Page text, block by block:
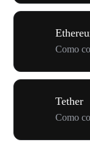
Como
Tether
Como